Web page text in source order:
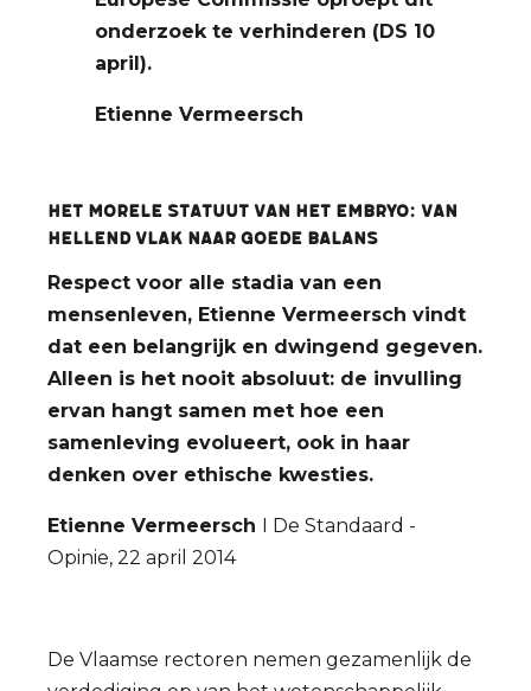
onderzoek te verhinderen (DS 10
april).
Etienne Vermeersch
Het morele statuut van het embryo: Van
hellend vlak naar goede balans
Respect voor alle stadia van een
mensenleven, Etienne Vermeersch vindt
dat een belangrijk en dwingend gegeven.
Alleen is het nooit absoluut: de invulling
ervan hangt samen met hoe een
samenleving evolueert, ook in haar
denken over ethische kwesties.
Etienne Vermeersch I De Standaard -
Opinie, 22 april 2014
De Vlaamse rectoren nemen gezamenlijk de